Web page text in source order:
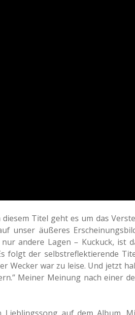
diesem Titel geht es um das
unser äuße­res
andere Lagen – Kuckuck, ist
folgt der selbst­re­flek­tie­ren­de
Wecker war zu leise. Und jetzt
Meiner Mei­nung nach einer